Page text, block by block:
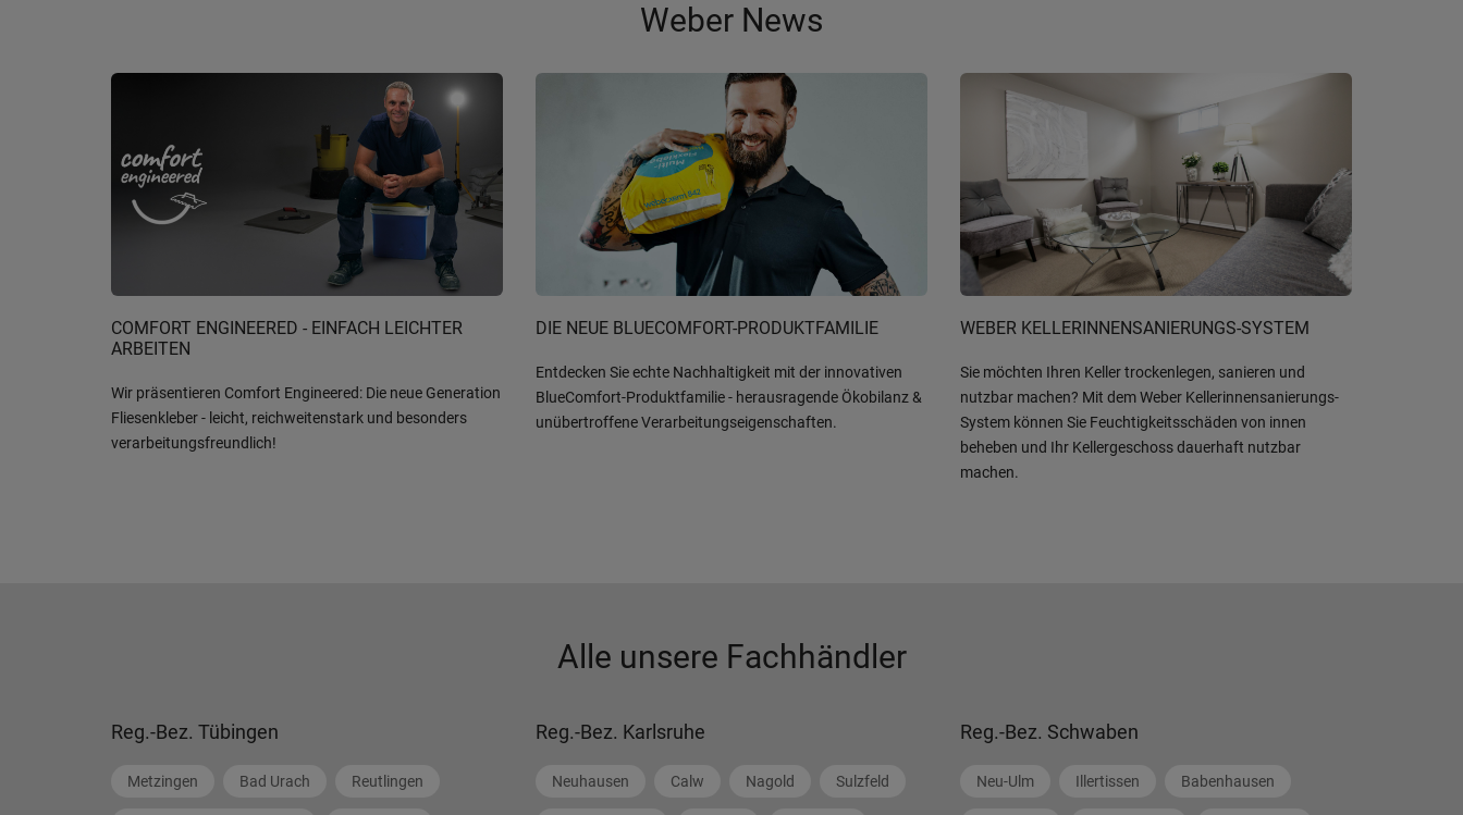
Weber News
COMFORT ENGINEERED - EINFACH LEICHTER
ARBEITEN
Wir präsentieren Comfort Engineered: Die neue Generation
Fliesenkleber - leicht, reichweitenstark und besonders
verarbeitungsfreundlich!
DIE NEUE BLUECOMFORT-PRODUKTFAMILIE
Entdecken Sie echte Nachhaltigkeit mit der innovativen
BlueComfort-Produktfamilie - herausragende Ökobilanz &
unübertroffene Verarbeitungseigenschaften.
WEBER KELLERINNENSANIERUNGS-SYSTEM
Sie möchten Ihren Keller trockenlegen, sanieren und
nutzbar machen? Mit dem Weber Kellerinnensanierungs-
System können Sie Feuchtigkeitsschäden von innen
beheben und Ihr Kellergeschoss dauerhaft nutzbar
machen.
Alle unsere Fachhändler
Reg.-Bez. Tübingen
Metzingen Bad Urach Reutlingen
Reg.-Bez. Karlsruhe
Neuhausen Calw Nagold Sulzfeld
Reg.-Bez. Schwaben
Neu-Ulm Illertissen Babenhausen